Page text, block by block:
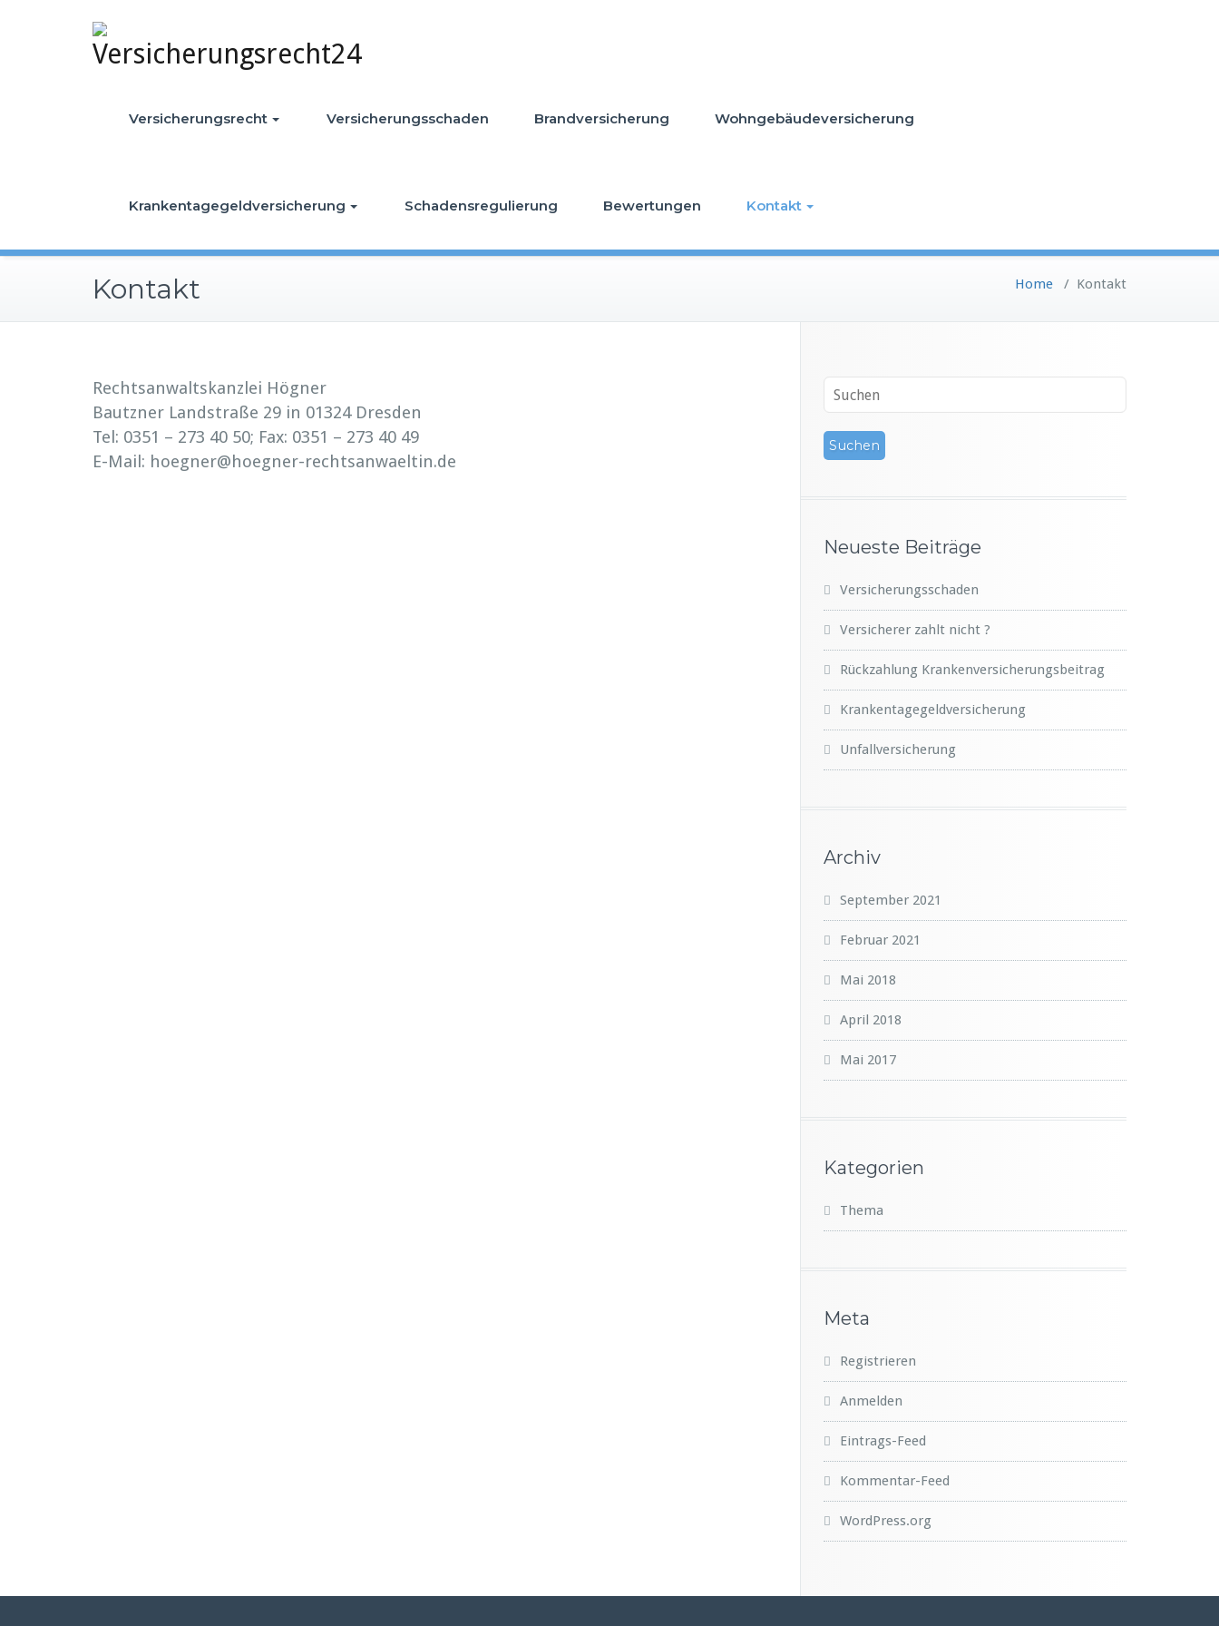
Versicherungsrecht Versicherungsschaden Brandversicherung Wohngebäudeversicherung
Krankentagegeldversicherung Schadensregulierung Bewertungen Kontakt
Kontakt Home / Kontakt
Rechtsanwaltskanzlei Högner
Bautzner Landstraße 29 in 01324 Dresden
Tel: 0351 – 273 40 50; Fax: 0351 – 273 40 49
E-Mail: hoegner@hoegner-rechtsanwaeltin.de
Neueste Beiträge
Versicherungsschaden
Versicherer zahlt nicht ?
Rückzahlung Krankenversicherungsbeitrag
Krankentagegeldversicherung
Unfallversicherung
Archiv
September 2021
Februar 2021
Mai 2018
April 2018
Mai 2017
Kategorien
Thema
Meta
Registrieren
Anmelden
Eintrags-Feed
Kommentar-Feed
WordPress.org